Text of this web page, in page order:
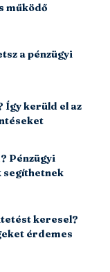
működő
a pénzügyi
Így kerüld el az
Pénzügyi
segíthetnek
keresel?
érdemes